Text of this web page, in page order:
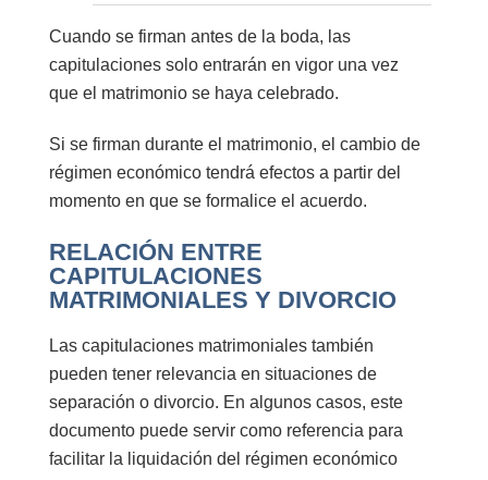
Cuando se firman antes de la boda, las
capitulaciones solo entrarán en vigor una vez
que el matrimonio se haya celebrado.
Si se firman durante el matrimonio, el cambio de
régimen económico tendrá efectos a partir del
momento en que se formalice el acuerdo.
RELACIÓN ENTRE
CAPITULACIONES
MATRIMONIALES Y DIVORCIO
Las capitulaciones matrimoniales también
pueden tener relevancia en situaciones de
separación o divorcio. En algunos casos, este
documento puede servir como referencia para
facilitar la liquidación del régimen económico